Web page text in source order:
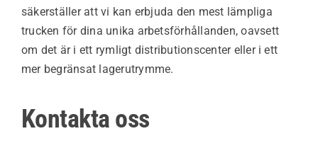
säkerställer att vi kan erbjuda den mest lämpliga
trucken för dina unika arbetsförhållanden, oavsett
om det är i ett rymligt distributionscenter eller i ett
mer begränsat lagerutrymme.
Kontakta oss